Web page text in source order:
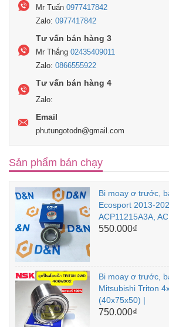
Mr Tuấn 0977417842
Zalo: 0977417842
Tư vấn bán hàng 3
Mr Thắng 02435409011
Zalo: 0866555922
Tư vấn bán hàng 4
Zalo:
Email
phutungotodn@gmail.com
Sản phẩm bán chạy
Bi moay ơ trước,
Ecosport 2013-
ACP11215A3A,
550.000₫
Bi moay ơ trước,
Mitsubishi Triton
(40x75x50) |
750.000₫